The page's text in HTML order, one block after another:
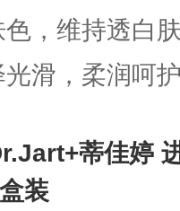
，维持透白
滑，柔润呵
蒂佳婷
装